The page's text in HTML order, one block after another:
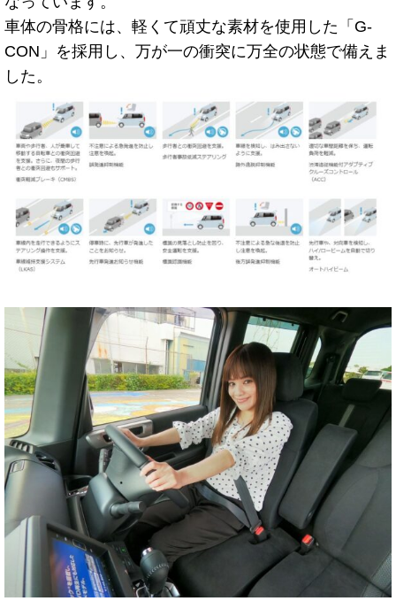
車体の骨格には、軽くて頑丈な素材を使用した「G-
CON」を採用し、万が一の衝突に万全の状態で備えま
した。